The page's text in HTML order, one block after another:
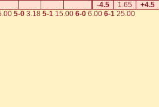
-4.5 1.65 +4.5
5-0 3.18 5-1 15.00 6-0 6.00 6-1 25.00